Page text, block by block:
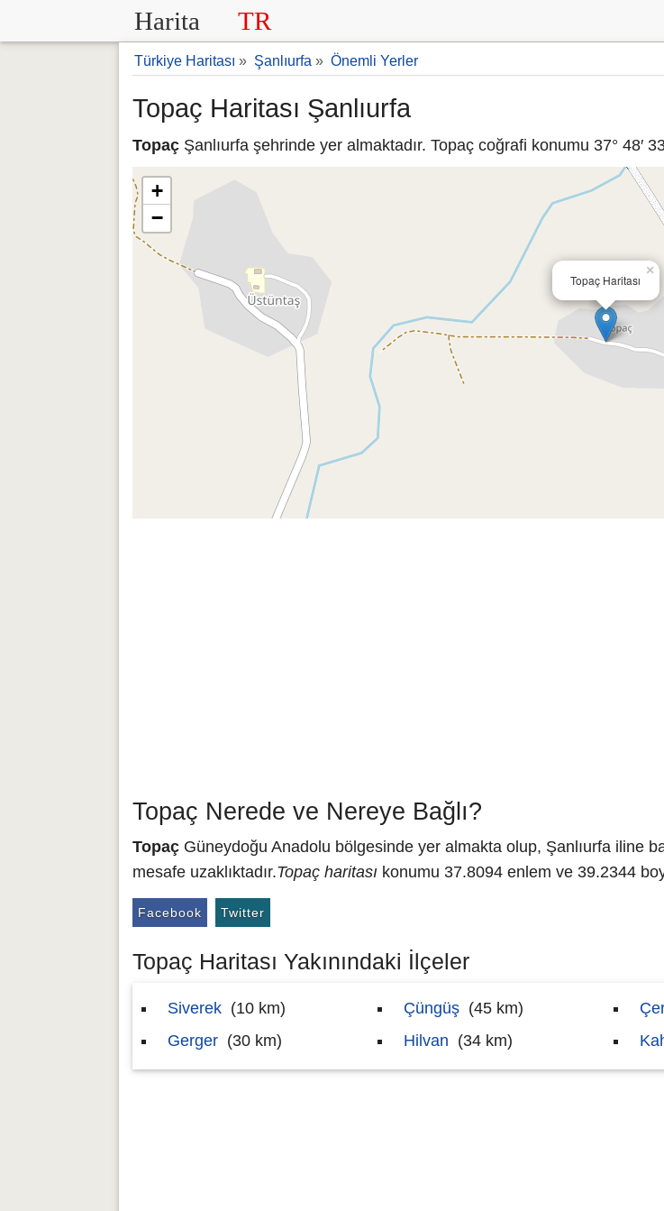
Harita TR
Türkiye Haritası » Şanlıurfa » Önemli Yerler
Topaç Haritası Şanlıurfa
Topaç Şanlıurfa şehrinde yer almaktadır. Topaç coğrafi konumu 37° 48′
Topaç Haritası
×
+
−
Topaç Nerede ve Nereye Bağlı?
Topaç Güneydoğu Anadolu bölgesinde yer almakta olup, Şanlıurfa iline
mesafe uzaklıktadır.Topaç haritası konumu 37.8094 enlem ve 39.2344
Facebook Twitter
Topaç Haritası Yakınındaki İlçeler
Siverek (10 km)
Gerger (30 km)
Çüngüş (45 km)
Hilvan (34 km)